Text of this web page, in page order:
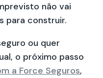
não vai
para construir.
ou quer
o próximo passo
a Force Seguros,